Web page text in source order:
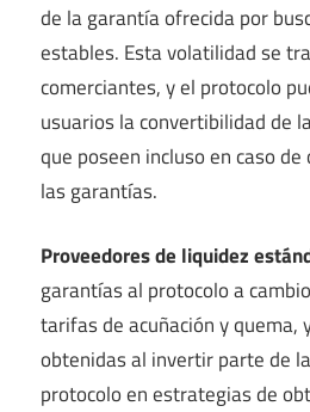
de la garantía ofrecida por
estables. Esta volatilidad se
comerciantes, y el protocolo
usuarios la convertibilidad de
que poseen incluso en caso
las garantías.
Proveedores de liquidez
garantías al protocolo a
tarifas de acuñación y quema,
obtenidas al invertir parte de
protocolo en estrategias de